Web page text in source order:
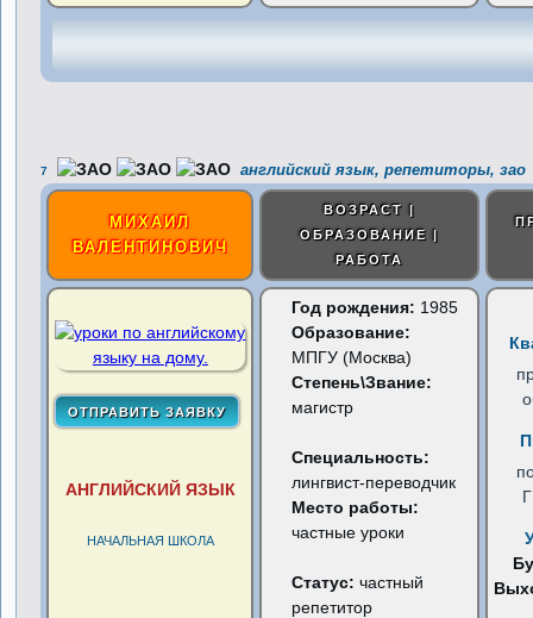
7 английский язык, репетиторы, зао
МИХАИЛ
ВАЛЕНТИНОВИЧ
ВОЗРАСТ |
ОБРАЗОВАНИЕ |
РАБОТА
АНГЛИЙСКИЙ ЯЗЫК
НАЧАЛЬНАЯ ШКОЛА
Год рождения: 1985
Образование:
МПГУ (Москва)
Степень\Звание:
магистр
Специальность:
лингвист-переводчик
Место работы:
частные уроки
Статус:частный
репетитор